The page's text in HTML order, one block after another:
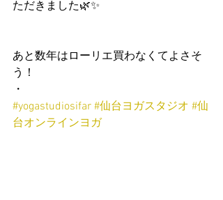
ただきました🌿✨
あと数年はローリエ買わなくてよさそ
う！
・
#yogastudiosifar #仙台ヨガスタジオ #仙
台オンラインヨガ